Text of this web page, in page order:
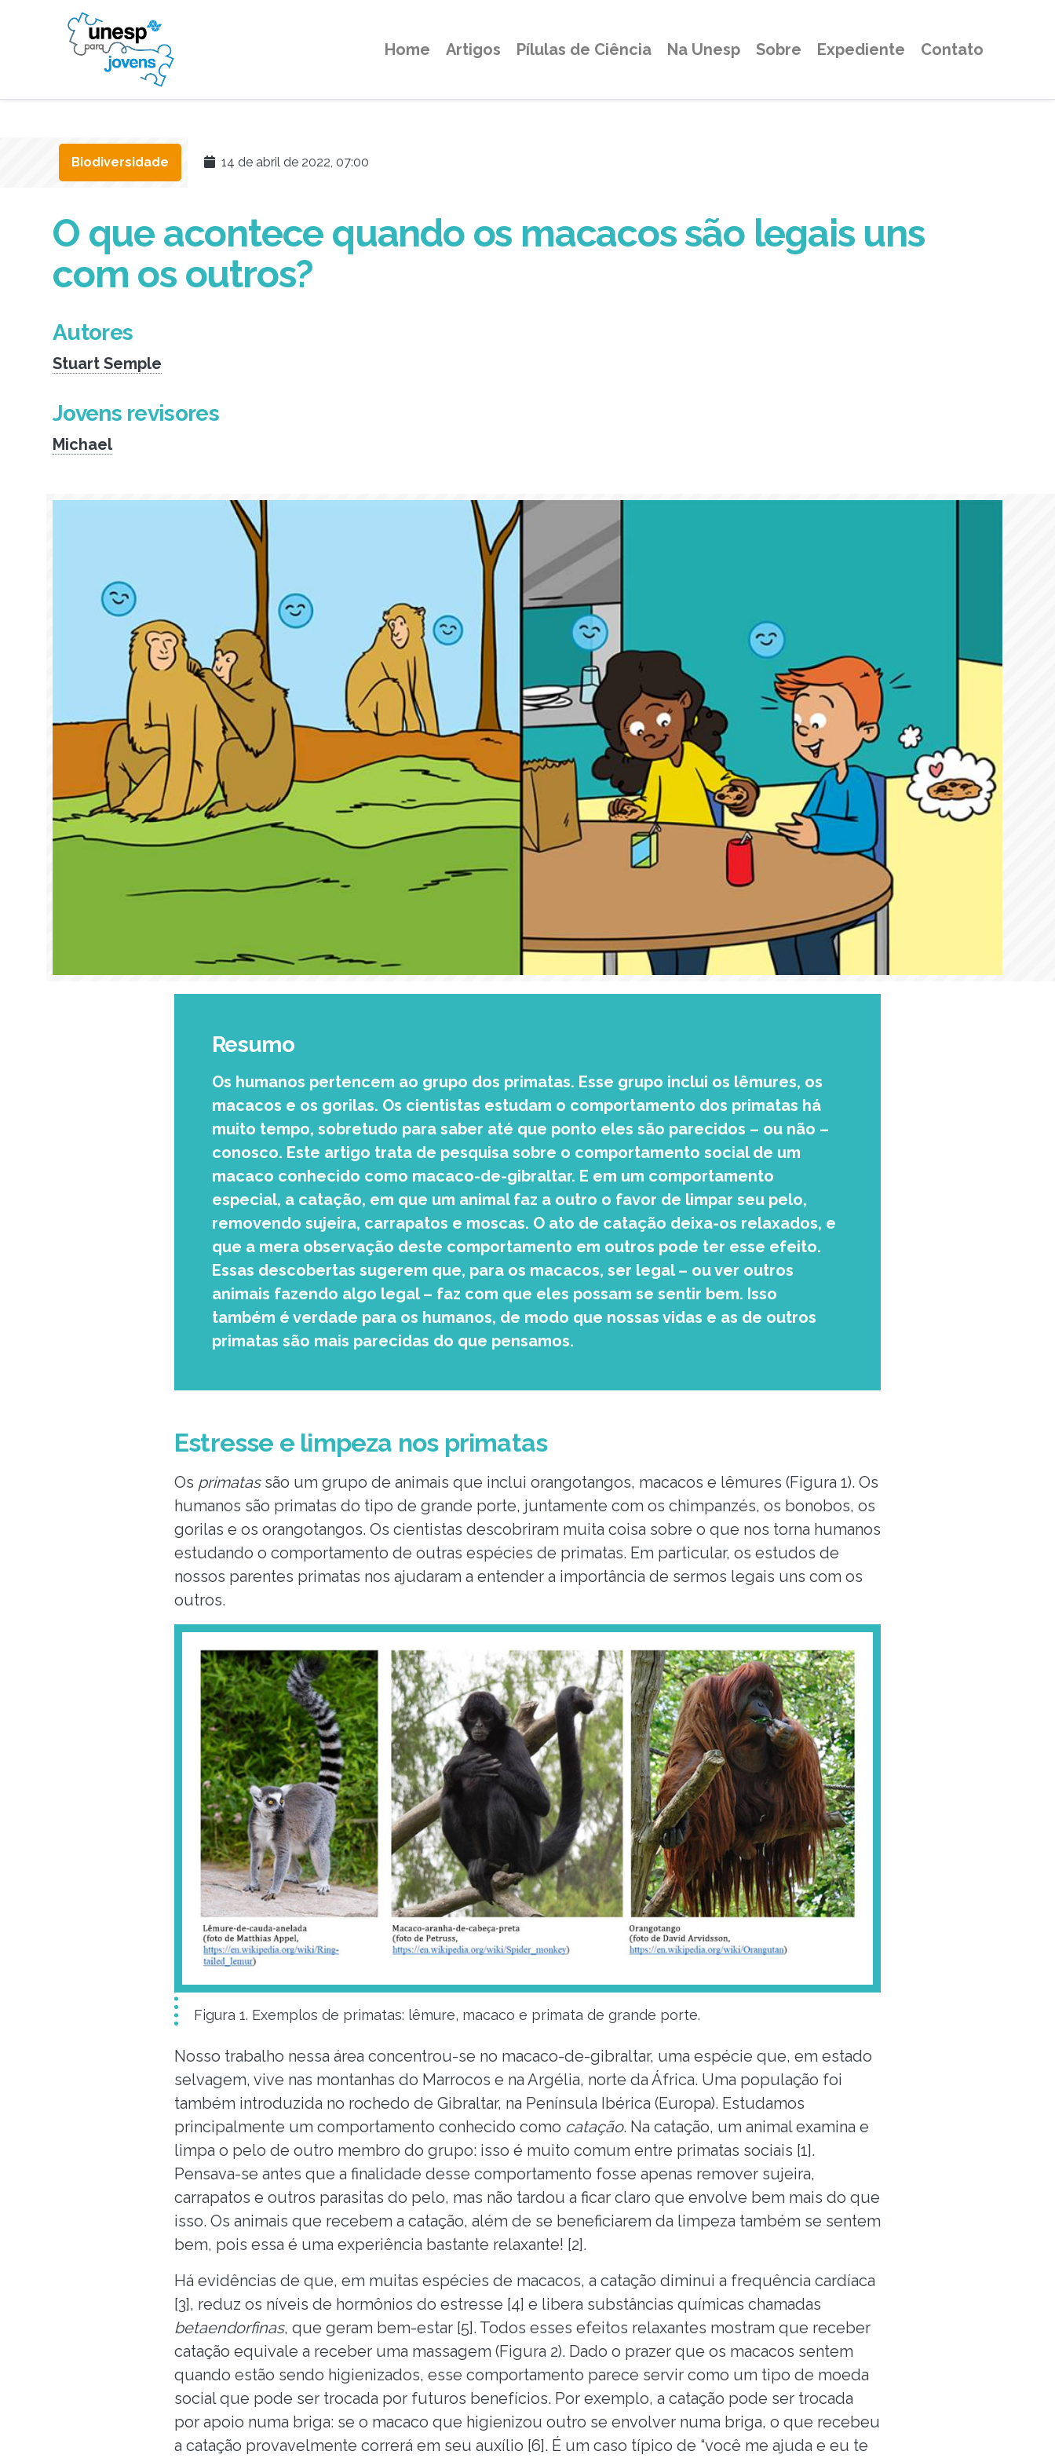
Home Artigos Pílulas de Ciência Na Unesp Sobre Expediente Contato
Biodiversidade 14 de abril de 2022, 07:00
O que acontece quando os macacos são legais uns
com os outros?
Autores
Stuart Semple
Jovens revisores
Michael
Resumo
Os humanos pertencem ao grupo dos primatas. Esse grupo inclui os lêmures, os
macacos e os gorilas. Os cientistas estudam o comportamento dos primatas há
muito tempo, sobretudo para saber até que ponto eles são parecidos – ou não –
conosco. Este artigo trata de pesquisa sobre o comportamento social de um
macaco conhecido como macaco-de-gibraltar. E em um comportamento
especial, a catação, em que um animal faz a outro o favor de limpar seu pelo,
removendo sujeira, carrapatos e moscas. O ato de catação deixa-os relaxados, e
que a mera observação deste comportamento em outros pode ter esse efeito.
Essas descobertas sugerem que, para os macacos, ser legal – ou ver outros
animais fazendo algo legal – faz com que eles possam se sentir bem. Isso
também é verdade para os humanos, de modo que nossas vidas e as de outros
primatas são mais parecidas do que pensamos.
Estresse e limpeza nos primatas
Os primatas são um grupo de animais que inclui orangotangos, macacos e lêmures (Figura 1). Os
humanos são primatas do tipo de grande porte, juntamente com os chimpanzés, os bonobos, os
gorilas e os orangotangos. Os cientistas descobriram muita coisa sobre o que nos torna humanos
estudando o comportamento de outras espécies de primatas. Em particular, os estudos de
nossos parentes primatas nos ajudaram a entender a importância de sermos legais uns com os
outros.
Figura 1. Exemplos de primatas: lêmure, macaco e primata de grande porte.
Nosso trabalho nessa área concentrou-se no macaco-de-gibraltar, uma espécie que, em estado
selvagem, vive nas montanhas do Marrocos e na Argélia, norte da África. Uma população foi
também introduzida no rochedo de Gibraltar, na Península Ibérica (Europa). Estudamos
principalmente um comportamento conhecido como catação. Na catação, um animal examina e
limpa o pelo de outro membro do grupo: isso é muito comum entre primatas sociais [1].
Pensava-se antes que a finalidade desse comportamento fosse apenas remover sujeira,
carrapatos e outros parasitas do pelo, mas não tardou a ficar claro que envolve bem mais do que
isso. Os animais que recebem a catação, além de se beneficiarem da limpeza também se sentem
bem, pois essa é uma experiência bastante relaxante! [2].
Há evidências de que, em muitas espécies de macacos, a catação diminui a frequência cardíaca
[3], reduz os níveis de hormônios do estresse [4] e libera substâncias químicas chamadas
betaendorfinas, que geram bem-estar [5]. Todos esses efeitos relaxantes mostram que receber
catação equivale a receber uma massagem (Figura 2). Dado o prazer que os macacos sentem
quando estão sendo higienizados, esse comportamento parece servir como um tipo de moeda
social que pode ser trocada por futuros benefícios. Por exemplo, a catação pode ser trocada
por apoio numa briga: se o macaco que higienizou outro se envolver numa briga, o que recebeu
a catação provavelmente correrá em seu auxílio [6]. É um caso típico de “você me ajuda e eu te